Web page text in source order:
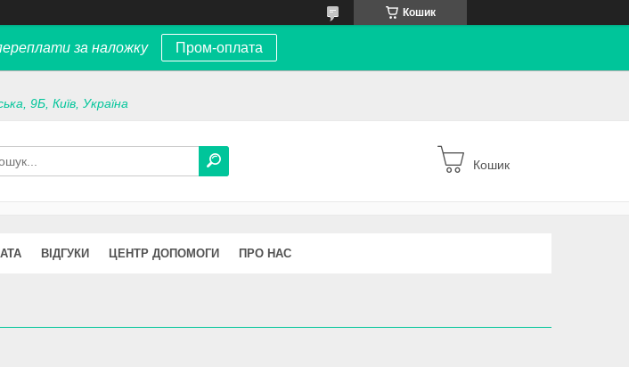
Кошик
за наложку Пром-оплата
9Б, Київ, Україна
Кошик
ВІДГУКИ ЦЕНТР ДОПОМОГИ ПРО НАС